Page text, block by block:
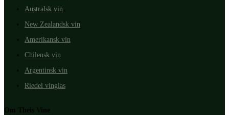
Australsk vin
New Zealandsk vin
Amerikansk vin
Chilensk vin
Argentinsk vin
Riedel vinglas
Om Theis Vine